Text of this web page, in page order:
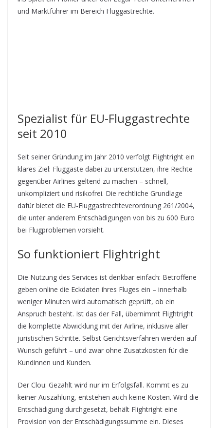
und Marktführer im Bereich Fluggastrechte.
Spezialist für EU-Fluggastrechte
seit 2010
Seit seiner Gründung im Jahr 2010 verfolgt Flightright ein
klares Ziel: Fluggäste dabei zu unterstützen, ihre Rechte
gegenüber Airlines geltend zu machen – schnell,
unkompliziert und risikofrei. Die rechtliche Grundlage
dafür bietet die EU-Fluggastrechteverordnung 261/2004,
die unter anderem Entschädigungen von bis zu 600 Euro
bei Flugproblemen vorsieht.
So funktioniert Flightright
Die Nutzung des Services ist denkbar einfach: Betroffene
geben online die Eckdaten ihres Fluges ein – innerhalb
weniger Minuten wird automatisch geprüft, ob ein
Anspruch besteht. Ist das der Fall, übernimmt Flightright
die komplette Abwicklung mit der Airline, inklusive aller
juristischen Schritte. Selbst Gerichtsverfahren werden auf
Wunsch geführt – und zwar ohne Zusatzkosten für die
Kundinnen und Kunden.
Der Clou: Gezahlt wird nur im Erfolgsfall. Kommt es zu
keiner Auszahlung, entstehen auch keine Kosten. Wird die
Entschädigung durchgesetzt, behält Flightright eine
Provision von der Entschädigungssumme ein. Dieses